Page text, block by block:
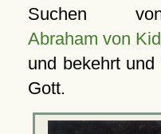
Suchen
Abraham von
und bekehrt
Gott.